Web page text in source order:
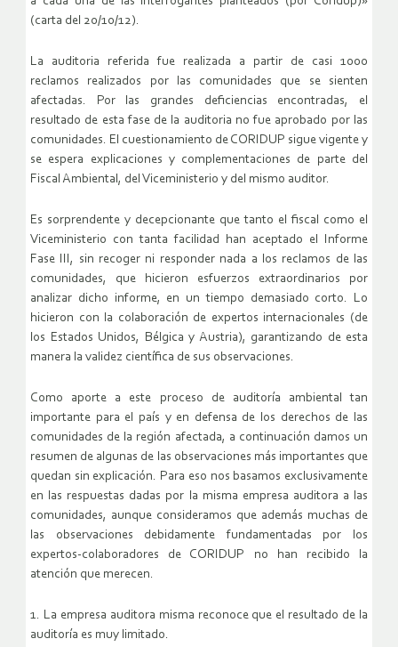
(carta del 20/10/12).
La auditoria referida fue realizada a partir de casi 1000
reclamos realizados por las comunidades que se sienten
afectadas. Por las grandes deficiencias encontradas, el
resultado de esta fase de la auditoria no fue aprobado por las
comunidades. El cuestionamiento de CORIDUP sigue vigente y
se espera explicaciones y complementaciones de parte del
Fiscal Ambiental, del Viceministerio y del mismo auditor.
Es sorprendente y decepcionante que tanto el fiscal como el
Viceministerio con tanta facilidad han aceptado el Informe
Fase III, sin recoger ni responder nada a los reclamos de las
comunidades, que hicieron esfuerzos extraordinarios por
analizar dicho informe, en un tiempo demasiado corto. Lo
hicieron con la colaboración de expertos internacionales (de
los Estados Unidos, Bélgica y Austria), garantizando de esta
manera la validez científica de sus observaciones.
Como aporte a este proceso de auditoría ambiental tan
importante para el país y en defensa de los derechos de las
comunidades de la región afectada, a continuación damos un
resumen de algunas de las observaciones más importantes que
quedan sin explicación. Para eso nos basamos exclusivamente
en las respuestas dadas por la misma empresa auditora a las
comunidades, aunque consideramos que además muchas de
las observaciones debidamente fundamentadas por los
expertos-colaboradores de CORIDUP no han recibido la
atención que merecen.
1. La empresa auditora misma reconoce que el resultado de la
auditoría es muy limitado.